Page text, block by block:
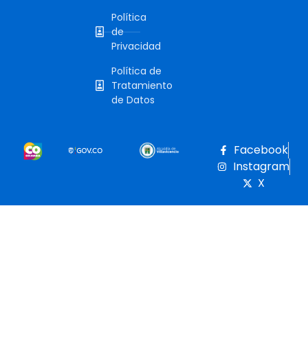
Política
de
Privacidad
Política de
Tratamiento
de Datos
Facebook
Instagram
X